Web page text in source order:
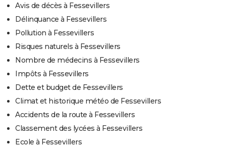
Avis de décès à Fessevillers
Délinquance à Fessevillers
Pollution à Fessevillers
Risques naturels à Fessevillers
Nombre de médecins à Fessevillers
Impôts à Fessevillers
Dette et budget de Fessevillers
Climat et historique météo de Fessevillers
Accidents de la route à Fessevillers
Classement des lycées à Fessevillers
Ecole à Fessevillers